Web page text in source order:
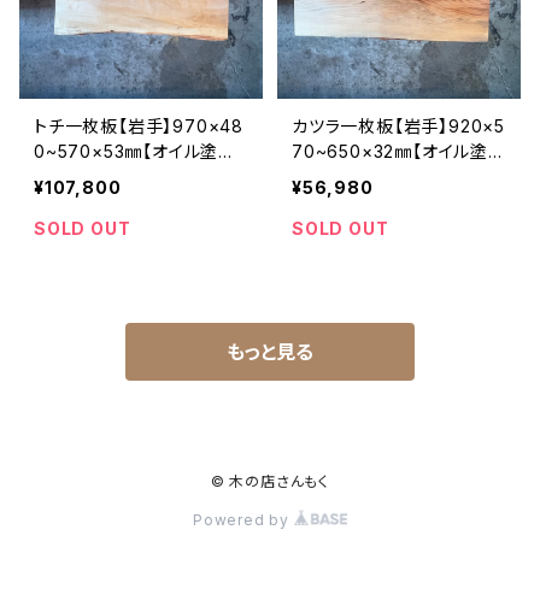
トチ一枚板【岩手】970×48
0~570×53㎜【オイル塗装
仕上げ済み】
¥107,800
SOLD OUT
カツラ一枚板【岩手】920×5
70~650×32㎜【オイル塗装
仕上げ済み】
¥56,980
SOLD OUT
もっと見る
© 木の店さんもく
Powered by